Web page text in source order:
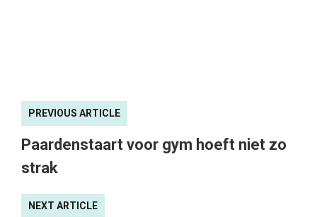
PREVIOUS ARTICLE
Paardenstaart voor gym hoeft niet zo
strak
NEXT ARTICLE